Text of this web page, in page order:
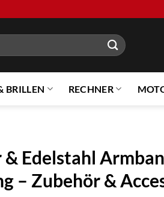
BRILLEN RECHNER
Edelstahl
– Zubehör &